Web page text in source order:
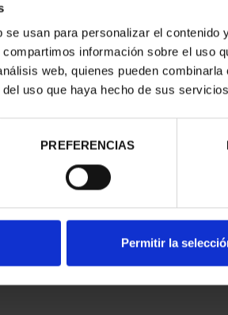
usan para personalizar el
información sobre el uso
web, quienes pueden
uso que haya hecho de sus
PREFERENCIAS
Permitir la
DE
1
€
registrados
SUSCRIPCIÓN
PROVINCIA
949,00
Sólo para usuarios